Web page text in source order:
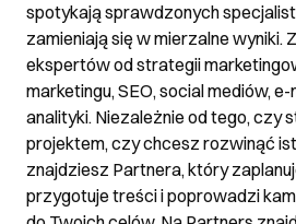
spotykają sprawdzonych
zamieniają się w mierzalne wyniki.
ekspertów od strategii
marketingu, SEO, social mediów,
analityki. Niezależnie od tego, czy
projektem, czy chcesz rozwinąć
znajdziesz Partnera, który
przygotuje treści i poprowadzi